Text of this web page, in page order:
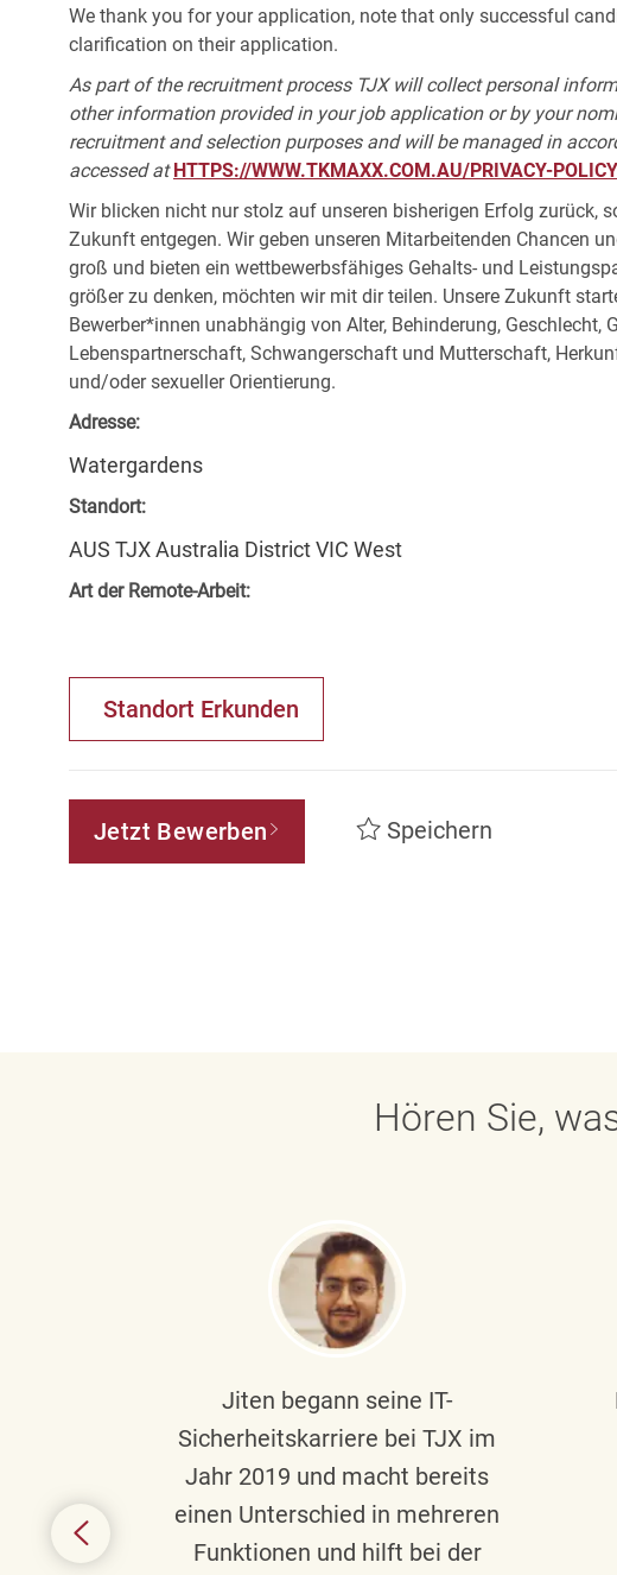
We thank you for your application, note that only successful
clarification on their application.
As part of the recruitment process TJX will collect personal
other information provided in your job application or by your
recruitment and selection purposes and will be managed in
accessed atHTTPS://WWW.TKMAXX.COM.AU/PRIVACY-POLICY
Wir blicken nicht nur stolz auf unseren bisherigen Erfolg zurück,
Zukunft entgegen. Wir geben unseren Mitarbeitenden Chancen
groß und bieten ein wettbewerbsfähiges Gehalts- und
größer zu denken, möchten wir mit dir teilen. Unsere Zukunft
Bewerber*innen unabhängig von Alter, Behinderung, Geschlecht,
Lebenspartnerschaft, Schwangerschaft und Mutterschaft,
und/oder sexueller Orientierung.
Adresse:
Watergardens
Standort:
AUS TJX Australia District VIC West
Art der Remote-Arbeit:
Standort Erkunden
Jetzt Bewerben Speichern
Hören Sie,
Jiten begann seine IT-
Sicherheitskarriere bei TJX im
Jahr 2019 und macht bereits
einen Unterschied in mehreren
Funktionen und hilft bei der